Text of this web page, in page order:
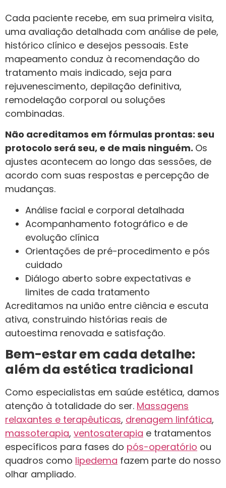
Cada paciente recebe, em sua primeira visita,
uma avaliação detalhada com análise de pele,
histórico clínico e desejos pessoais. Este
mapeamento conduz à recomendação do
tratamento mais indicado, seja para
rejuvenescimento, depilação definitiva,
remodelação corporal ou soluções
combinadas.
Não acreditamos em fórmulas prontas: seu
protocolo será seu, e de mais ninguém. Os
ajustes acontecem ao longo das sessões, de
acordo com suas respostas e percepção de
mudanças.
Análise facial e corporal detalhada
Acompanhamento fotográfico e de
evolução clínica
Orientações de pré-procedimento e pós
cuidado
Diálogo aberto sobre expectativas e
limites de cada tratamento
Acreditamos na união entre ciência e escuta
ativa, construindo histórias reais de
autoestima renovada e satisfação.
Bem-estar em cada detalhe:
além da estética tradicional
Como especialistas em saúde estética, damos
atenção à totalidade do ser. Massagens
relaxantes e terapêuticas, drenagem linfática,
massoterapia, ventosaterapia e tratamentos
específicos para fases do pós-operatório ou
quadros como lipedema fazem parte do nosso
olhar ampliado.